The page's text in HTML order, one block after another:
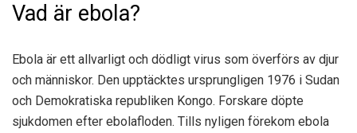
Vad är ebola?
Ebola är ett allvarligt och dödligt virus som överförs av djur
och människor. Den upptäcktes ursprungligen 1976 i Sudan
och Demokratiska republiken Kongo. Forskare döpte
sjukdomen efter ebolafloden. Tills nyligen förekom ebola